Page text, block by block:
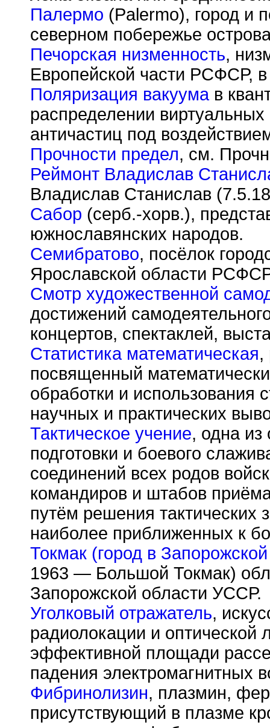
Палермо (Palermo), город и
северном побережье
Печорская низменность,
Европейской части РСФСР,
Поляризация вакуумав
распределении
античастиц под
Прочности предел, см.
Реймонт Владислав
Владислав Станислав
Сабор (серб.-хорв.),
южнославянских народов.
Семибратово, посёлок
Ярославской области
Смотр художественной
достижений
концертов, спектаклей,
Статистика математическая,
посвященный
обработки и использования
научных и практических
Тактическое учение, одна из
подготовки и боевого
соединений всех родов
командиров и штабов
путём решения тактических
наиболее приближенных к
Токмак (город в
1963 — Большой Токмак)
Запорожской области УССР.
Уголковый отражатель,
радиолокации и оптической
эффективной площади
падения электромагнитных
Фибринолизин, плазмин,
присутствующий в плазме